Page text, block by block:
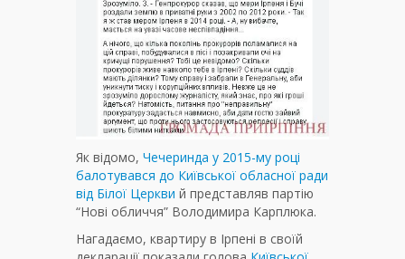
Як відомо, Чечеринда у 2015-му році
балотувався до Київської обласної ради
від Білої Церкви й представляв партію
“Нові обличчя” Володимира Карплюка.
Нагадаємо, квартиру в Ірпені в своїй